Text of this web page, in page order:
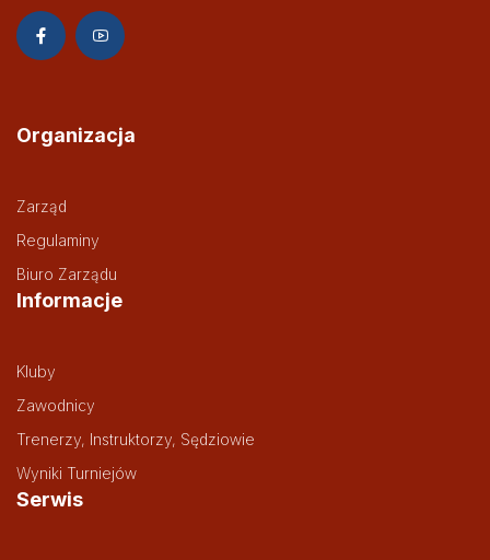
Organizacja
Zarząd
Regulaminy
Biuro Zarządu
Informacje
Kluby
Zawodnicy
Trenerzy, Instruktorzy, Sędziowie
Wyniki Turniejów
Serwis